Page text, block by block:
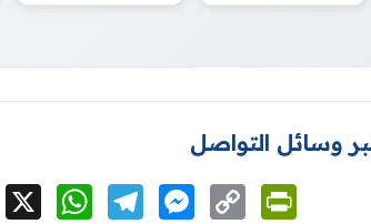
وسائل التواصل
Facebook WhatsAppTelegramMessenger
Copy
Link